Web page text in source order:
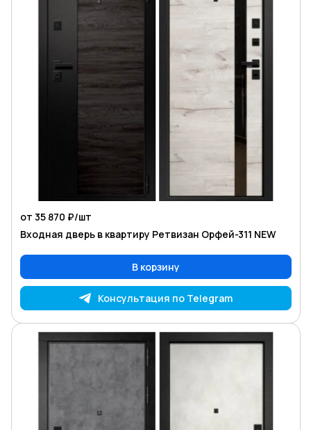
от 35 870 ₽/шт
Входная дверь в квартиру Ретвизан Орфей-311 NEW
В корзину
Консультация по Telegram